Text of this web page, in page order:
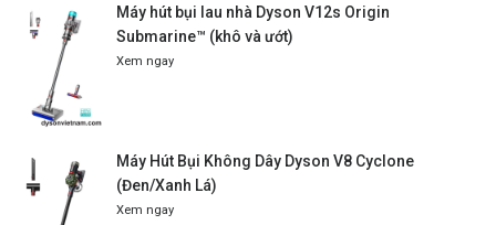
Máy hút bụi lau nhà Dyson V12s Origin
Submarine™ (khô và ướt)
Xem ngay
Máy Hút Bụi Không Dây Dyson V8 Cyclone
(Đen/Xanh Lá)
Xem ngay